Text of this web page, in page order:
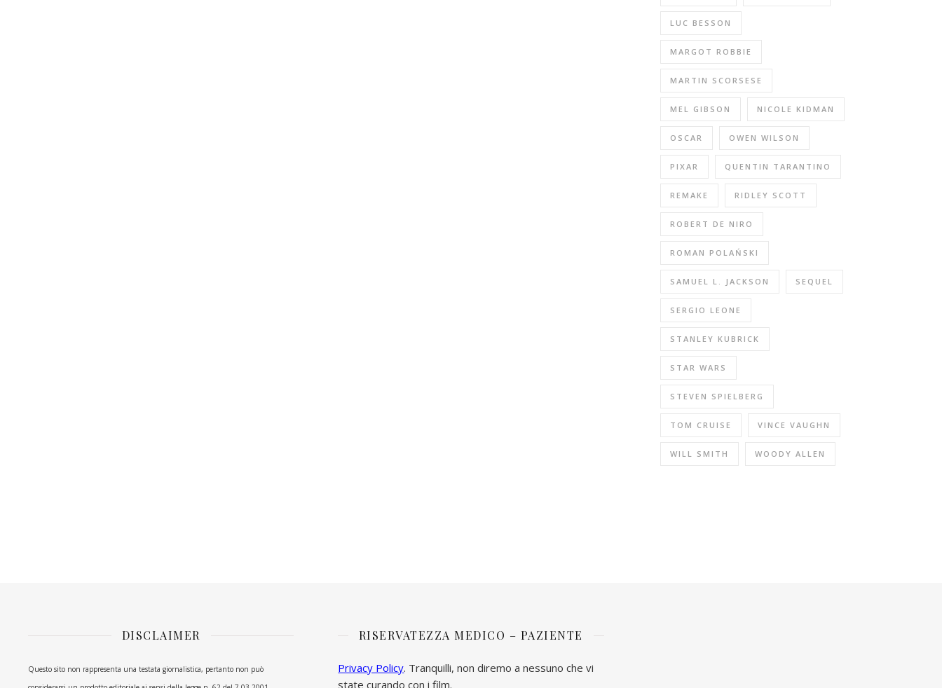
LUC BESSON
MARGOT ROBBIE
MARTIN SCORSESE
MEL GIBSON NICOLE KIDMAN
OSCAR OWEN WILSON
PIXAR QUENTIN TARANTINO
REMAKE RIDLEY SCOTT
ROBERT DE NIRO
ROMAN POLAŃSKI
SAMUEL L. JACKSON SEQUEL
SERGIO LEONE
STANLEY KUBRICK
STAR WARS
STEVEN SPIELBERG
TOM CRUISE VINCE VAUGHN
WILL SMITH WOODY ALLEN
DISCLAIMER
Questo sito non rappresenta una testata giornalistica, pertanto non può
RISERVATEZZA MEDICO – PAZIENTE
Privacy Policy. Tranquilli, non diremo a nessuno che vi
state curando con i film.